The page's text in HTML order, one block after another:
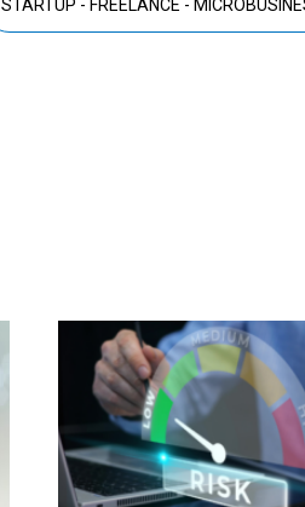
STARTUP - FREELANCE -